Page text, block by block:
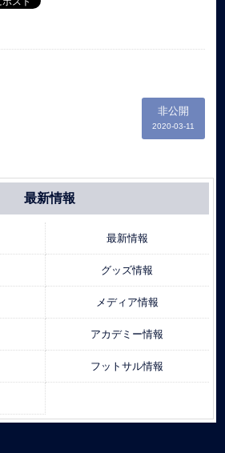
非公開
2020-03-11
最新情報
最新情報
グッズ情報
メディア情報
アカデミー情報
フットサル情報